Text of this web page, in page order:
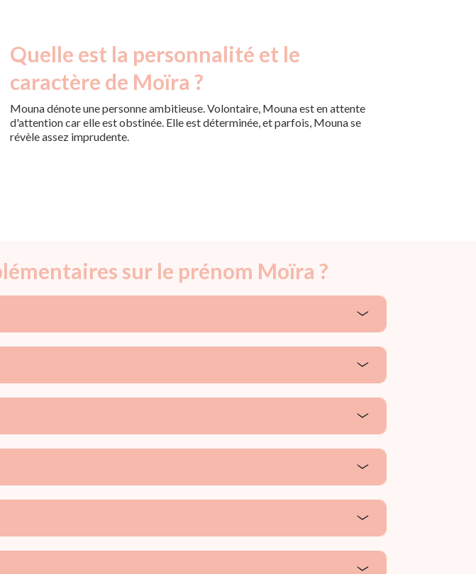
Quelle est la personnalité et le
caractère de Moïra ?
Mouna dénote une personne ambitieuse. Volontaire, Mouna est en attente
d'attention car elle est obstinée. Elle est déterminée, et parfois, Mouna se
révèle assez imprudente.
sur le prénom Moïra ?